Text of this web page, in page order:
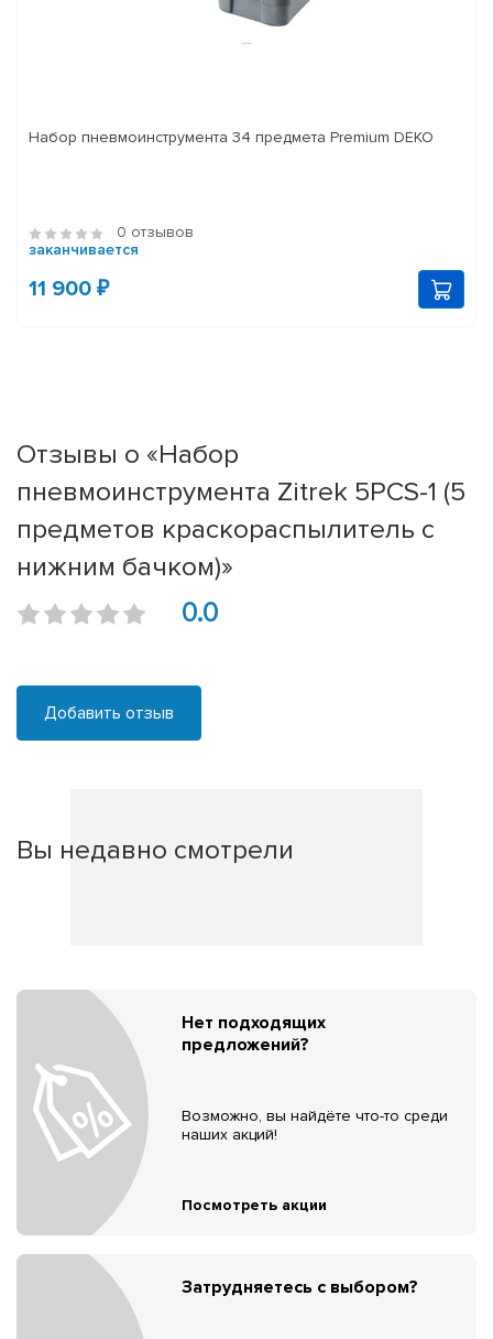
Набор пневмоинструмента 34 предмета Premium DEKO
0 отзывов
заканчивается
11 900 ₽
Отзывы о «Набор
пневмоинструмента Zitrek 5PCS-1 (5
предметов краскораспылитель с
нижним бачком)»
0.0
Добавить отзыв
Вы недавно смотрели
Нет подходящих
предложений?
Возможно, вы найдёте что-то среди
наших акций!
Посмотреть акции
Затрудняетесь с выбором?